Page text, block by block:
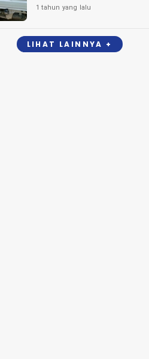
1 tahun yang lalu
LIHAT LAINNYA +